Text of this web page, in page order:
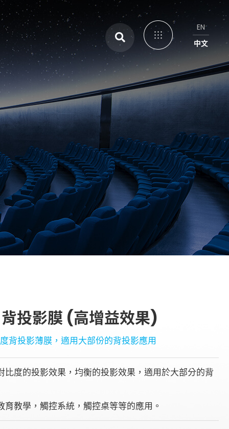
EN
中文
投影膜 (高增益效果)
背投影薄膜，適用大部份的背投影應用
比度的投影效果，均衡的投影效果，適用於大部分的背
育教學，觸控系統，觸控桌等等的應用。